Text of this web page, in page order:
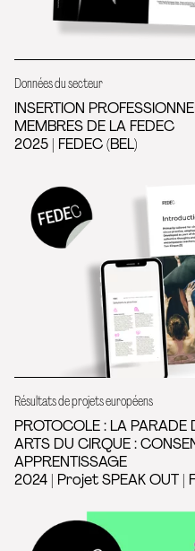
Données du secteur
INSERTION
MEMBRES DE LA FEDEC
2025 | FEDEC (BEL)
Résultats de projets européens
PROTOCOLE : LA
ARTS DU CIRQUE :
APPRENTISSAGE
2024 | Projet SPEAK OUT |